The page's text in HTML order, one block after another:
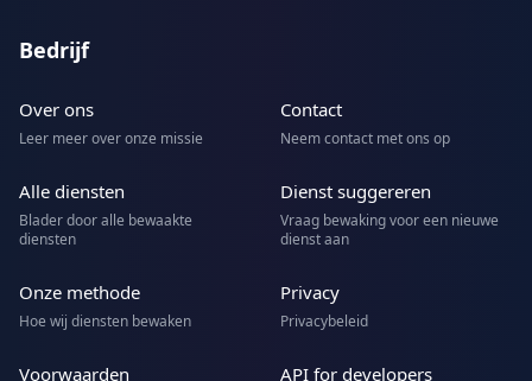
Bedrijf
Over ons
Leer meer over onze missie
Contact
Neem contact met ons op
Alle diensten
Blader door alle bewaakte
diensten
Dienst suggereren
Vraag bewaking voor een nieuwe
dienst aan
Onze methode
Hoe wij diensten bewaken
Privacy
Privacybeleid
Voorwaarden API for developers